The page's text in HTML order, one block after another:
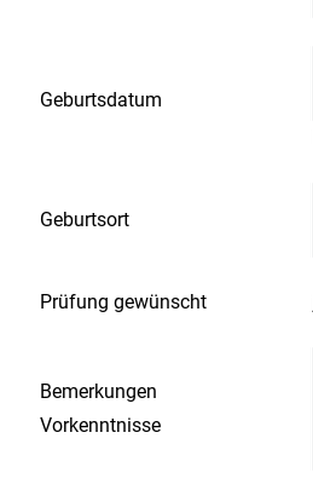
Geburtsdatum
Geburtsort
Prüfung gewünscht
Bemerkungen
Vorkenntnisse